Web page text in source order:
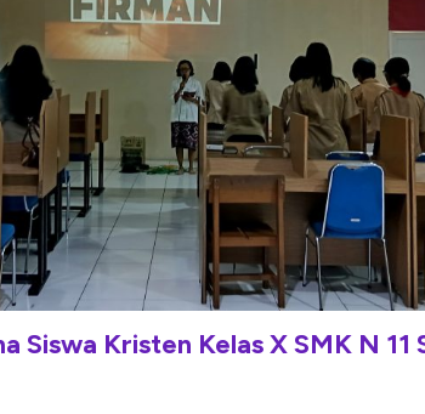
Siswa Kristen Kelas X SMK N 11